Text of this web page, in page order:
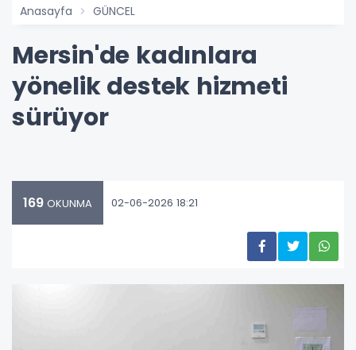
Anasayfa GÜNCEL
Mersin'de kadınlara
yönelik destek hizmeti
sürüyor
169 OKUNMA 02-06-2026 18:21